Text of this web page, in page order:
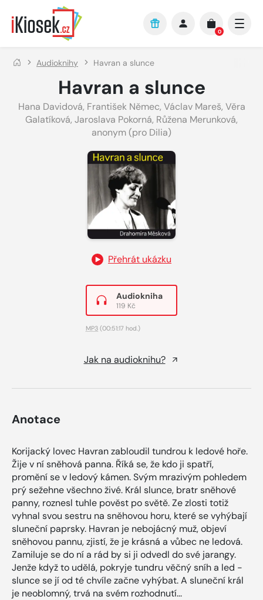
Přejít na hlavní obsah
0
Audioknihy Havran a slunce
Havran a slunce
Hana Davidová, František Němec, Václav Mareš, Věra
Galatíková, Jaroslava Pokorná, Růžena Merunková,
anonym (pro Dilia)
Přehrát ukázku
Audiokniha
119 Kč
MP3 (00:51:17 hod.)
Jak na audioknihu?
Anotace
Korijacký lovec Havran zabloudil tundrou k ledové hoře.
Žije v ní sněhová panna. Říká se, že kdo ji spatří,
promění se v ledový kámen. Svým mrazivým pohledem
prý sežehne všechno živé. Král slunce, bratr sněhové
panny, roznesl tuhle pověst po světě. Ze zlosti totiž
vyhnal svou sestru na sněhovou horu, které se vyhýbají
sluneční paprsky. Havran je nebojácný muž, objeví
sněhovou pannu, zjistí, že je krásná a vůbec ne ledová.
Zamiluje se do ní a rád by si ji odvedl do své jarangy.
Jenže když to udělá, pokryje tundru věčný sníh a led -
slunce se jí od té chvíle začne vyhýbat. A sluneční král
je neoblomný, trvá na svém rozhodnutí...